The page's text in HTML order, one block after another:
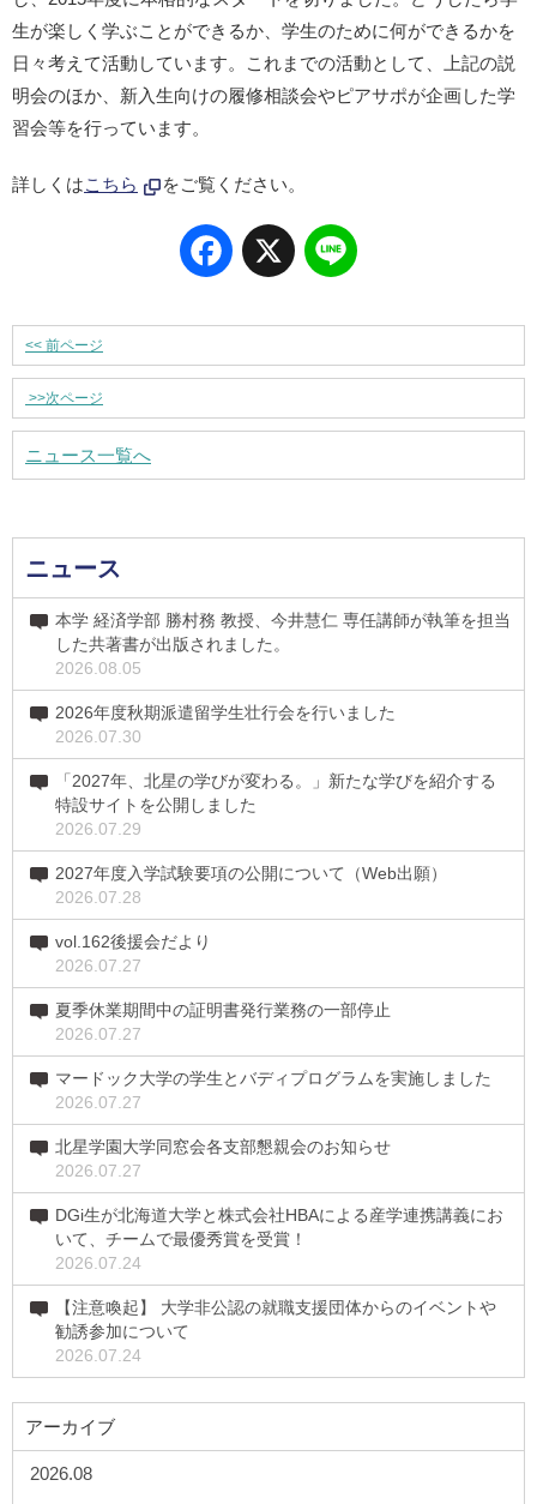
生が楽しく学ぶことができるか、学生のために何ができるかを
日々考えて活動しています。これまでの活動として、上記の説
明会のほか、新入生向けの履修相談会やピアサポが企画した学
習会等を行っています。
詳しくはこちら をご覧ください。
Facebook
X
<< 前ページ
>>次ページ
ニュース一覧へ
ニュース
本学 経済学部 勝村務 教授、今井慧仁 専任講師が執筆を担当
した共著書が出版されました。
2026.08.05
2026年度秋期派遣留学生壮行会を行いました
2026.07.30
「2027年、北星の学びが変わる。」新たな学びを紹介する
特設サイトを公開しました
2026.07.29
2027年度入学試験要項の公開について（Web出願）
2026.07.28
vol.162後援会だより
2026.07.27
夏季休業期間中の証明書発行業務の一部停止
2026.07.27
マードック大学の学生とバディプログラムを実施しました
2026.07.27
北星学園大学同窓会各支部懇親会のお知らせ
2026.07.27
DGi生が北海道大学と株式会社HBAによる産学連携講義にお
いて、チームで最優秀賞を受賞！
2026.07.24
【注意喚起】 大学非公認の就職支援団体からのイベントや
勧誘参加について
2026.07.24
アーカイブ
2026.08